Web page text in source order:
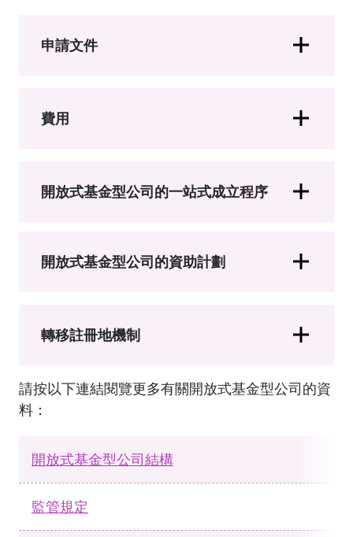
申請文件
費用
開放式基金型公司的一站式成立程序
開放式基金型公司的資助計劃
轉移註冊地機制
請按以下連結閱覽更多有關開放式基金型公司的資
料：
開放式基金型公司結構
監管規定